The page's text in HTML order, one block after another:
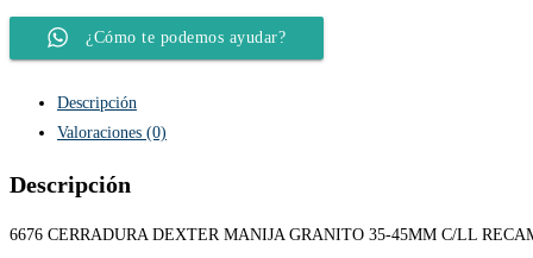
¿Cómo te podemos ayudar?
Descripción
Valoraciones (0)
Descripción
6676 CERRADURA DEXTER MANIJA GRANITO 35-45MM C/LL